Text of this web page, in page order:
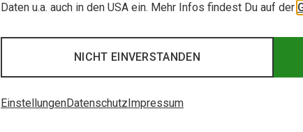
Daten u.a. auch in den USA ein. Mehr Infos findest Du auf der
NICHT EINVERSTANDEN
EinstellungenDatenschutz Impressum